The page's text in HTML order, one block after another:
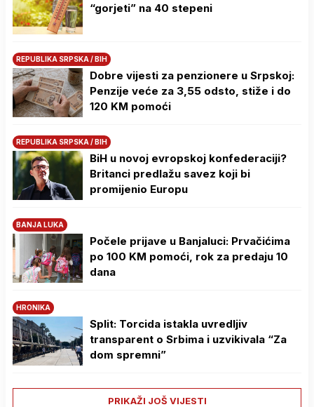
“gorjeti” na 40 stepeni
REPUBLIKA SRPSKA / BIH
Dobre vijesti za penzionere u Srpskoj:
Penzije veće za 3,55 odsto, stiže i do
120 KM pomoći
REPUBLIKA SRPSKA / BIH
BiH u novoj evropskoj konfederaciji?
Britanci predlažu savez koji bi
promijenio Europu
BANJA LUKA
Počele prijave u Banjaluci: Prvačićima
po 100 KM pomoći, rok za predaju 10
dana
HRONIKA
Split: Torcida istakla uvredljiv
transparent o Srbima i uzvikivala “Za
dom spremni”
PRIKAŽI JOŠ VIJESTI